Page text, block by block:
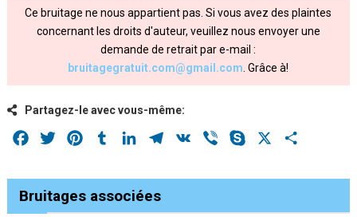
Ce bruitage ne nous appartient pas. Si vous avez des plaintes
concernant les droits d'auteur, veuillez nous envoyer une
demande de retrait par e-mail :
bruitagegratuit.com@gmail.com . Grâce à!
Partagez-le avec vous-même:
Facebook
Twitter PinterestTumblrLinkedInTelegram
VK Viber Skype
Bruitages associées